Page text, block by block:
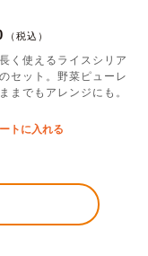
（税込）
く使えるライスシリア
セット。野菜ピューレ
までもアレンジにも。
トに入れる